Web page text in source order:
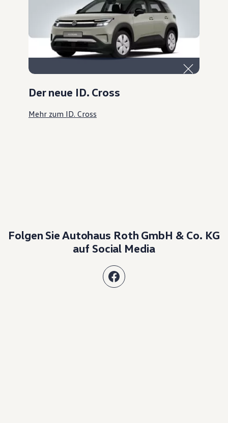
Der neue ID. Cross
Mehr zum ID. Cross
Folgen Sie Autohaus Roth GmbH & Co. KG
auf Social Media